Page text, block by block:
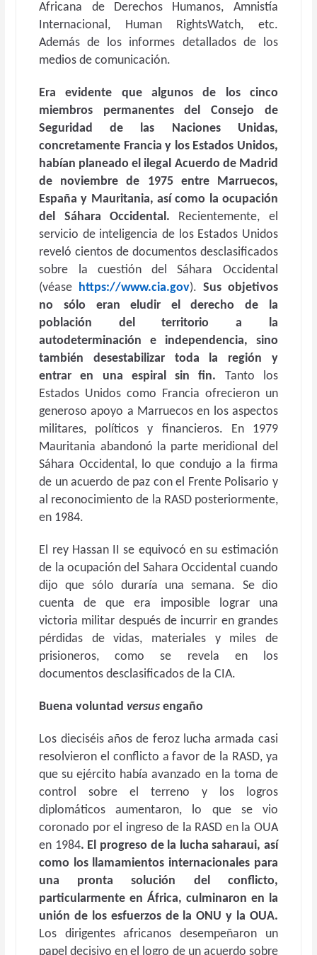
Africana de Derechos Humanos, Amnistía
Internacional, Human RightsWatch, etc.
Además de los informes detallados de los
medios de comunicación.
Era evidente que algunos de los cinco
miembros permanentes del Consejo de
Seguridad de las Naciones Unidas,
concretamente Francia y los Estados Unidos,
habían planeado el ilegal Acuerdo de Madrid
de noviembre de 1975 entre Marruecos,
España y Mauritania, así como la ocupación
del Sáhara Occidental. Recientemente, el
servicio de inteligencia de los Estados Unidos
reveló cientos de documentos desclasificados
sobre la cuestión del Sáhara Occidental
(véase https://www.cia.gov). Sus objetivos
no sólo eran eludir el derecho de la
población del territorio a la
autodeterminación e independencia, sino
también desestabilizar toda la región y
entrar en una espiral sin fin. Tanto los
Estados Unidos como Francia ofrecieron un
generoso apoyo a Marruecos en los aspectos
militares, políticos y financieros. En 1979
Mauritania abandonó la parte meridional del
Sáhara Occidental, lo que condujo a la firma
de un acuerdo de paz con el Frente Polisario y
al reconocimiento de la RASD posteriormente,
en 1984.
El rey Hassan II se equivocó en su estimación
de la ocupación del Sahara Occidental cuando
dijo que sólo duraría una semana. Se dio
cuenta de que era imposible lograr una
victoria militar después de incurrir en grandes
pérdidas de vidas, materiales y miles de
prisioneros, como se revela en los
documentos desclasificados de la CIA.
Buena voluntadversus engaño
Los dieciséis años de feroz lucha armada casi
resolvieron el conflicto a favor de la RASD, ya
que su ejército había avanzado en la toma de
control sobre el terreno y los logros
diplomáticos aumentaron, lo que se vio
coronado por el ingreso de la RASD en la OUA
en 1984. El progreso de la lucha saharaui, así
como los llamamientos internacionales para
una pronta solución del conflicto,
particularmente en África, culminaron en la
unión de los esfuerzos de la ONU y la OUA.
Los dirigentes africanos desempeñaron un
papel decisivo en el logro de un acuerdo sobre